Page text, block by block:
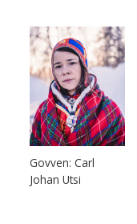
Govven: Carl
Johan Utsi